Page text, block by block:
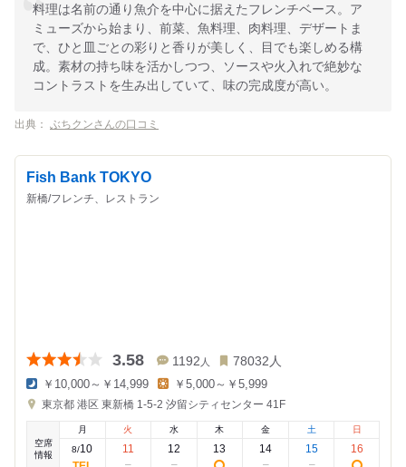
料理は名前の通り魚介を中心に据えたフレンチベース。ア
ミューズから始まり、前菜、魚料理、肉料理、デザートま
で、ひと皿ごとの彩りと香りが美しく、目でも楽しめる構
成。素材の持ち味を活かしつつ、ソースや火入れで絶妙な
コントラストを生み出していて、味の完成度が高い。
出典： ぶちクンさんの口コミ
Fish Bank TOKYO
新橋/フレンチ、レストラン
3.58 1192 人 78032人
夜
の
額
￥10,000～￥14,999
昼
の
額
￥5,000～￥5,999
東京都 港区 東新橋 1-5-2 汐留シティセンター 41F
空席
情報
月
8/10
火
11
水
12
木
13
金
14
土
15
日
16